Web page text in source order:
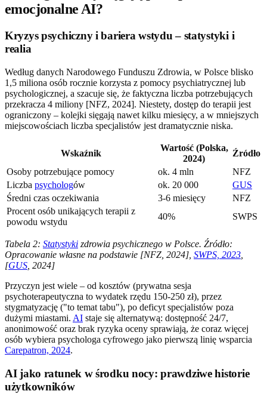
emocjonalne AI?
Kryzys psychiczny i bariera wstydu – statystyki i
realia
Według danych Narodowego Funduszu Zdrowia, w Polsce blisko
1,5 miliona osób rocznie korzysta z pomocy psychiatrycznej lub
psychologicznej, a szacuje się, że faktyczna liczba potrzebujących
przekracza 4 miliony [NFZ, 2024]. Niestety, dostęp do terapii jest
ograniczony – kolejki sięgają nawet kilku miesięcy, a w mniejszych
miejscowościach liczba specjalistów jest dramatycznie niska.
Wskaźnik
Wartość (Polska,
2024)
Źródło
Osoby potrzebujące pomocy
ok. 4 mln
NFZ
Liczba psychologów ok. 20 000
GUS
Średni czas oczekiwania
3-6 miesięcy
NFZ
Procent osób unikających terapii z
powodu wstydu
40% SWPS
Tabela 2: Statystyki zdrowia psychicznego w Polsce. Źródło:
Opracowanie własne na podstawie [NFZ, 2024], SWPS, 2023
[GUS , 2024]
Przyczyn jest wiele – od kosztów (prywatna sesja
psychoterapeutyczna to wydatek rzędu 150-250 zł), przez
stygmatyzację ("to temat tabu"), po deficyt specjalistów poza
dużymi miastami. AI staje się alternatywą: dostępność 24/7,
anonimowość oraz brak ryzyka oceny sprawiają, że coraz więcej
osób wybiera psychologa cyfrowego jako pierwszą linię wsparcia
Carepatron, 2024.
AI jako ratunek w środku nocy: prawdziwe historie
użytkowników